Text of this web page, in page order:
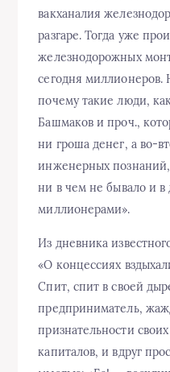
вакханалия
разгаре. Тогда уже
железнодорожных
сегодня миллионеров.
почему такие люди,
Башмаков и проч.,
ни гроша денег, а во-
инженерных познаний,
ни в чем не бывало и в
миллионерами».
Из дневника
«О концессиях
Спит, спит в своей
предприниматель,
признательности
капиталов, и вдруг